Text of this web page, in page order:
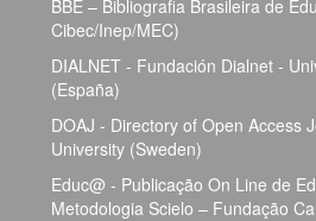
BBE – Bibliografia Brasileira de
Cibec/Inep/MEC)
DIALNET - Fundación Dialnet -
(España)
DOAJ - Directory of Open Access
University (Sweden)
Educ@ - Publicação On Line de
Metodologia Scielo – Fundação